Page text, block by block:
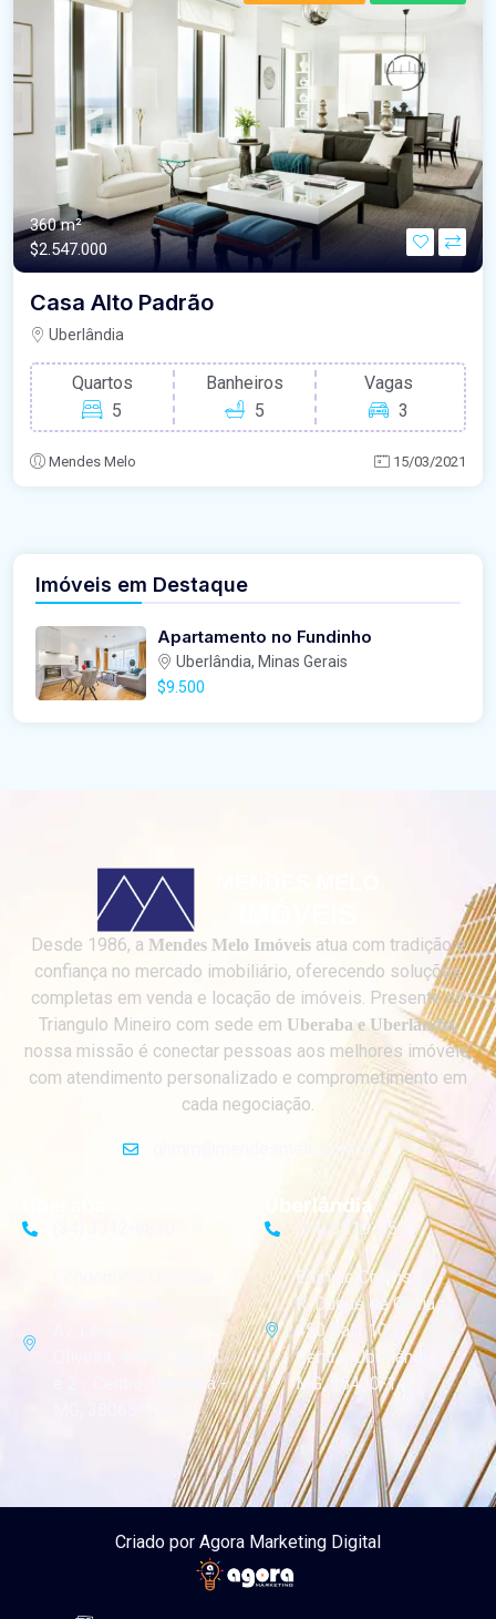
360 m²
$2.547.000
Casa Alto Padrão
Uberlândia
Quartos
5
Banheiros
5
Vagas
3
Mendes Melo 15/03/2021
Imóveis em Destaque
Apartamento no Fundinho
Uberlândia, Minas Gerais
$9.500
Desde 1986, a Mendes Melo Imóveisatua com tradição e
confiança no mercado imobiliário, oferecendo soluções
completas em venda e locação de imóveis. Presente no
Triangulo Mineiro com sede em Uberaba e Uberlândia,
nossa missão é conectar pessoas aos melhores imóveis,
com atendimento personalizado e comprometimento em
cada negociação.
ghmm@mendesmelo.com.br
Oliveira, 4488 Salas 1
e 2 - Centro, Uberaba -
Uberlândia
(34) 3219-0501
Edifício Chams
R. Duque de Caxias,
450 Sala 1001 -
Centro, Uberlândia -
MG, 38400-142
Criado por Agora Marketing Digital